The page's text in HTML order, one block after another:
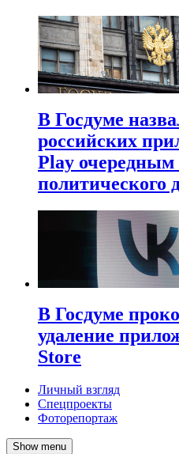
В Госдуме
российских
Play
политического
В Госдуме
удаление
Store
Личный взгляд
Спецпроекты
Фоторепортаж
Show menu